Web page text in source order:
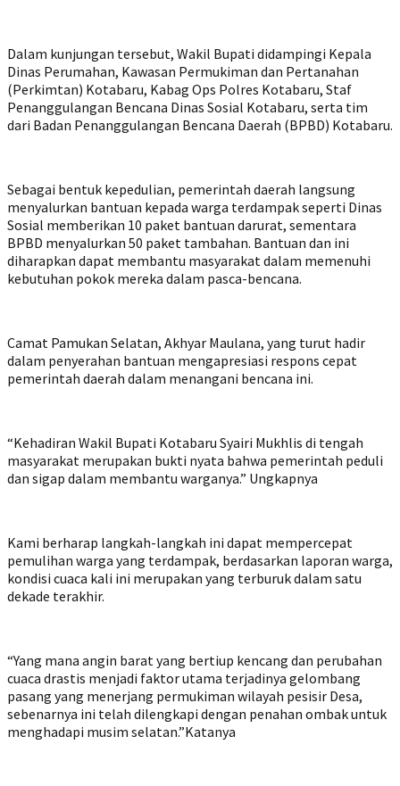
Dalam kunjungan tersebut, Wakil Bupati didampingi Kepala
Dinas Perumahan, Kawasan Permukiman dan Pertanahan
(Perkimtan) Kotabaru, Kabag Ops Polres Kotabaru, Staf
Penanggulangan Bencana Dinas Sosial Kotabaru, serta tim
dari Badan Penanggulangan Bencana Daerah (BPBD) Kotabaru.
Sebagai bentuk kepedulian, pemerintah daerah langsung
menyalurkan bantuan kepada warga terdampak seperti Dinas
Sosial memberikan 10 paket bantuan darurat, sementara
BPBD menyalurkan 50 paket tambahan. Bantuan dan ini
diharapkan dapat membantu masyarakat dalam memenuhi
kebutuhan pokok mereka dalam pasca-bencana.
Camat Pamukan Selatan, Akhyar Maulana, yang turut hadir
dalam penyerahan bantuan mengapresiasi respons cepat
pemerintah daerah dalam menangani bencana ini.
“Kehadiran Wakil Bupati Kotabaru Syairi Mukhlis di tengah
masyarakat merupakan bukti nyata bahwa pemerintah peduli
dan sigap dalam membantu warganya.” Ungkapnya
Kami berharap langkah-langkah ini dapat mempercepat
pemulihan warga yang terdampak, berdasarkan laporan warga,
kondisi cuaca kali ini merupakan yang terburuk dalam satu
dekade terakhir.
“Yang mana angin barat yang bertiup kencang dan perubahan
cuaca drastis menjadi faktor utama terjadinya gelombang
pasang yang menerjang permukiman wilayah pesisir Desa,
sebenarnya ini telah dilengkapi dengan penahan ombak untuk
menghadapi musim selatan.”Katanya